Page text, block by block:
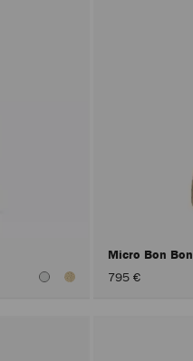
Micro Bon Bon
795 €